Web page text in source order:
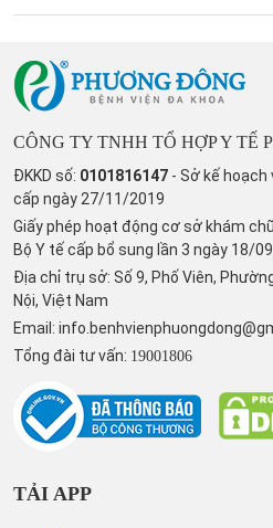
CÔNG TY TNHH TỔ HỢP Y TẾ
ĐKKD số: 0101816147 - Sở kế hoạch
cấp ngày 27/11/2019
Giấy phép hoạt động cơ sở khám
Bộ Y tế cấp bổ sung lần 3 ngày 18/
Địa chỉ trụ sở: Số 9, Phố Viên,
Nội, Việt Nam
Email:
Tổng đài tư vấn: 19001806
TẢI APP